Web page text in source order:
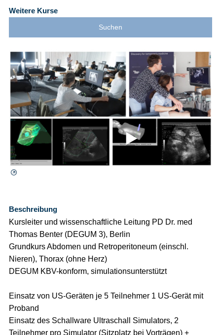
Weitere Kurse
Suchen
⯈
Beschreibung
Kursleiter und wissenschaftliche Leitung PD Dr. med
Thomas Benter (DEGUM 3), Berlin
Grundkurs Abdomen und Retroperitoneum (einschl.
Nieren), Thorax (ohne Herz)
DEGUM KBV-konform, simulationsunterstützt
Einsatz von US-Geräten je 5 Teilnehmer 1 US-Gerät mit
Proband
Einsatz des Schallware Ultraschall Simulators, 2
Teilnehmer pro Simulator (Sitzplatz bei Vorträgen) +